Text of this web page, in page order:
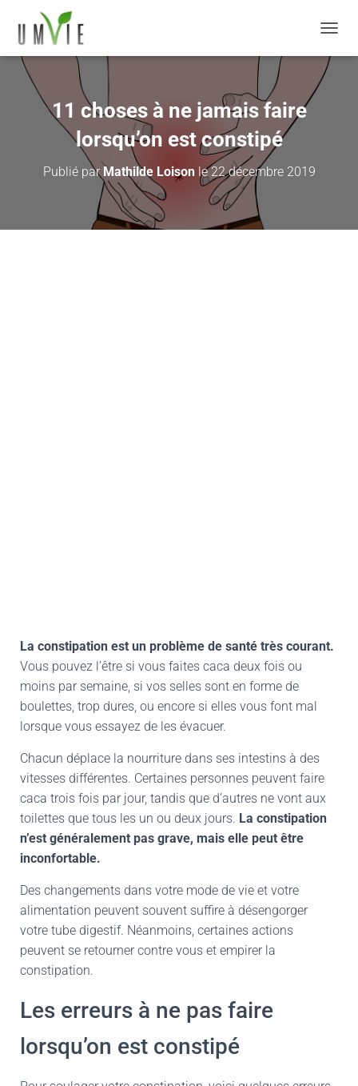
11 choses à ne jamais faire
lorsqu’on est constipé
Publié par Mathilde Loisonle22 décembre 2019
La constipation est un problème de santé très courant.
Vous pouvez l’être si vous faites caca deux fois ou
moins par semaine, si vos selles sont en forme de
boulettes, trop dures, ou encore si elles vous font mal
lorsque vous essayez de les évacuer.
Chacun déplace la nourriture dans ses intestins à des
vitesses différentes. Certaines personnes peuvent faire
caca trois fois par jour, tandis que d’autres ne vont aux
toilettes que tous les un ou deux jours. La constipation
n’est généralement pas grave, mais elle peut être
inconfortable.
Des changements dans votre mode de vie et votre
alimentation peuvent souvent suffire à désengorger
votre tube digestif. Néanmoins, certaines actions
peuvent se retourner contre vous et empirer la
constipation.
Les erreurs à ne pas faire
lorsqu’on est constipé